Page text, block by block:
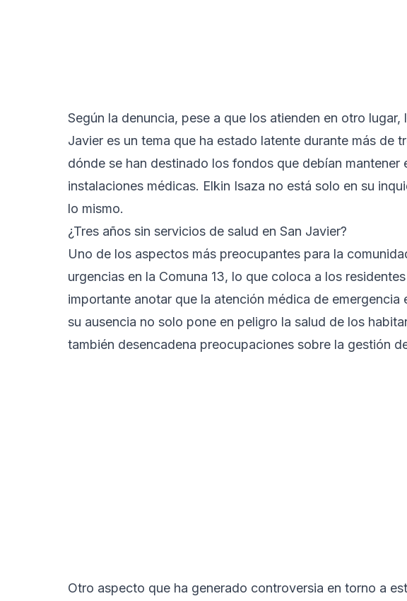
Según la denuncia, pese a que los atienden en otro
Javier es un tema que ha estado latente durante más de
dónde se han destinado los fondos que debían
instalaciones médicas. Elkin Isaza no está solo en su
lo mismo.
¿Tres años sin servicios de salud en San Javier?
Uno de los aspectos más preocupantes para la
urgencias en la Comuna 13, lo que coloca a los
importante anotar que la atención médica de
su ausencia no solo pone en peligro la salud de los
también desencadena preocupaciones sobre la gestión
Otro aspecto que ha generado controversia en torno a